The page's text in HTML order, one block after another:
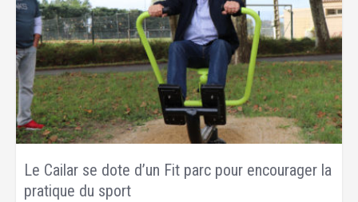
Le Cailar se dote d’un Fit parc pour encourager la
pratique du sport